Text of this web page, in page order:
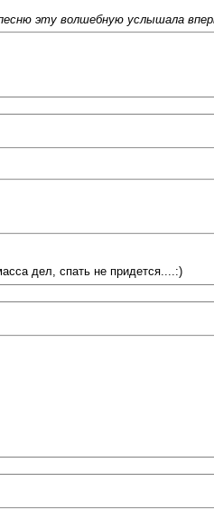
эту волшебную услышала
дел, спать не придется....:)